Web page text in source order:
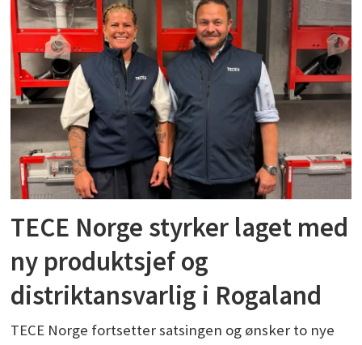
TECE Norge styrker laget med
ny produktsjef og
distriktansvarlig i Rogaland
TECE Norge fortsetter satsingen og ønsker to nye